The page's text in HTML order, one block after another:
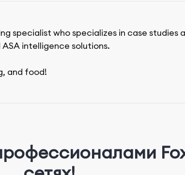
specialist who specializes in case
intelligence solutions.
and food!